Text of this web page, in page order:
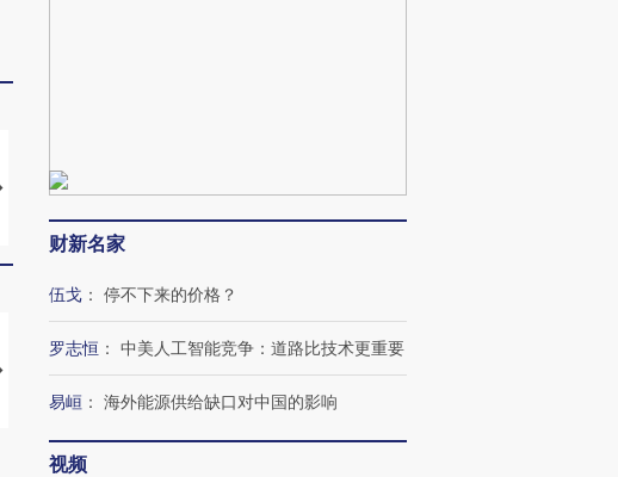
马航飞行员跨国走私7万
【推广】走进第四届链博
会，让数智科技“链”接产
【特别呈现】寻找100种
有意思的生活方式·第三对
【商旅对话】华住集团
财新名家
伍戈 ： 停不下来的价格？
罗志恒 ： 中美人工智能竞争：道路比技术更重要
易峘 ： 海外能源供给缺口对中国的影响
视频